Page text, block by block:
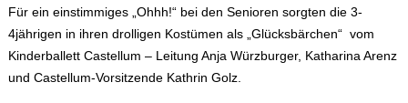
Für ein einstimmiges „Ohhh!“ bei den Senioren sorgten die 3-
4jährigen in ihren drolligen Kostümen als „Glücksbärchen“ vom
Kinderballett Castellum – Leitung Anja Würzburger, Katharina Arenz
und Castellum-Vorsitzende Kathrin Golz.